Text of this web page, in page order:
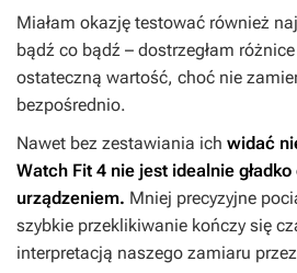
Miałam okazję testować również
bądź co bądź – dostrzegłam
ostateczną wartość, choć nie
bezpośrednio.
Nawet bez zestawiania ich widać
Watch Fit 4 nie jest idealnie
urządzeniem. Mniej precyzyjne
szybkie przeklikiwanie kończy się
interpretacją naszego zamiaru